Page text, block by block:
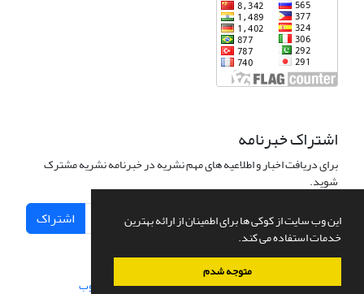
این وب سایت از کوکی ها برای اطمینان از ارائه بهترین
خدمات استفاده می کند.
متوجه شدم
اشتراک خبرنامه
برای دریافت اخبار و اطلاعیه های مهم نشریه در خبرنامه نشریه مشترک
شوید.
اشتراک
سامانه مدیریت نشریات علمی.طراحی و پیاده سازی از سیناوب